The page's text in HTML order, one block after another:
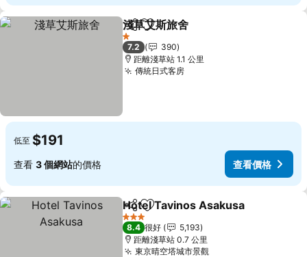
分享 放到收藏夾
淺草艾斯旅舍
1 星級
7.2
390
距離淺草站 1.1 公里
傳統日式客房
低至 $191
查看 3 個網站的價格 查看價格
分享 放到收藏夾
Hotel Tavinos Asakusa
3 星級
8.4 很好
5,193
距離淺草站 0.7 公里
東京晴空塔城市景觀